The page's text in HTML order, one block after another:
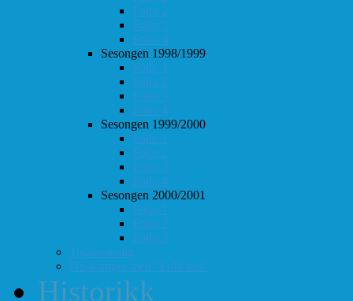
Follo 2
Follo 3
Follo 4
Sesongen 1998/1999
Follo 1
Follo 2
Follo 3
Follo 4
Sesongen 1999/2000
Follo 1
Follo 2
Follo 3
Follo 4
Sesongen 2000/2001
Follo 1
Follo 2
Follo 3
Totaloversikt
ØS-kamper med "Fullt hus"
Historikk